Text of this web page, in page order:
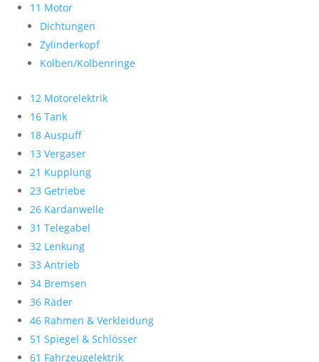
11 Motor
Dichtungen
Zylinderkopf
Kolben/Kolbenringe
12 Motorelektrik
16 Tank
18 Auspuff
13 Vergaser
21 Kupplung
23 Getriebe
26 Kardanwelle
31 Telegabel
32 Lenkung
33 Antrieb
34 Bremsen
36 Räder
46 Rahmen & Verkleidung
51 Spiegel & Schlösser
61 Fahrzeugelektrik